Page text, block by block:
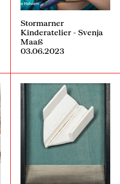
Stormarner
Kinderatelier - Svenja
Maaß
03.06.2023